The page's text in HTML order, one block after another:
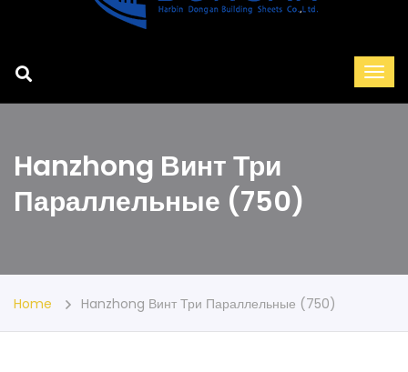
Hanzhong Винт Три
Параллельные (750)
Home Hanzhong Винт Три Параллельные (750)